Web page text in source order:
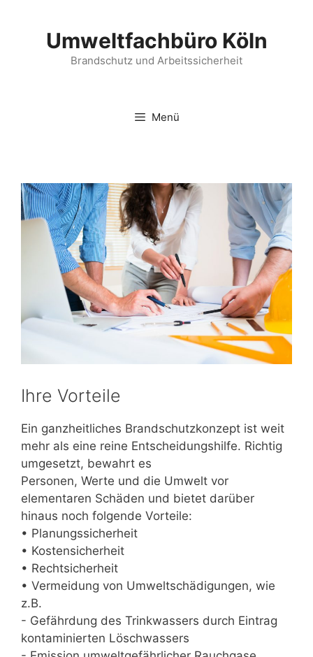
springenUmweltfachbüro Köln
Brandschutz und Arbeitssicherheit
Menü
Ihre Vorteile
Ein ganzheitliches Brandschutzkonzept ist weit
mehr als eine reine Entscheidungshilfe. Richtig
umgesetzt, bewahrt es
Personen, Werte und die Umwelt vor
elementaren Schäden und bietet darüber
hinaus noch folgende Vorteile:
• Planungssicherheit
• Kostensicherheit
• Rechtsicherheit
• Vermeidung von Umweltschädigungen, wie
z.B.
- Gefährdung des Trinkwassers durch Eintrag
kontaminierten Löschwassers